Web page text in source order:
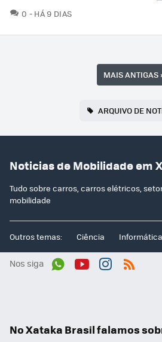
0 COMENTÁRIOS
HÁ 9 DIAS
MAIS ANTIGAS
ARQUIVO DE
Noticias de Mobilidade em
Tudo sobre carros, carros elétricos,
mobilidade
Outros temas: Ciência Informática
Nos siga
No Xataka Brasil falamos